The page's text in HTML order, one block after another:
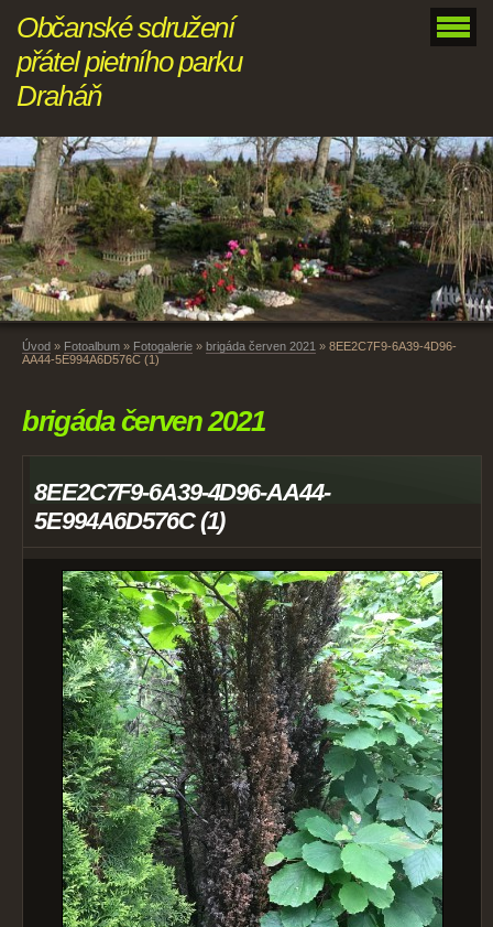
Občanské sdružení
přátel pietního parku
Draháň
Úvod » Fotoalbum » Fotogalerie » brigáda červen 2021 » 8EE2C7F9-6A39-4D96-
AA44-5E994A6D576C (1)
brigáda červen 2021
8EE2C7F9-6A39-4D96-AA44-
5E994A6D576C (1)